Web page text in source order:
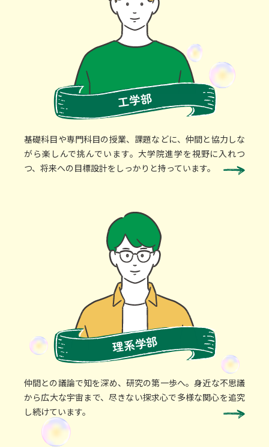
工学部
基礎科目や専門科目の授業、課題などに、仲間と協力しな
がら楽しんで挑んでいます。大学院進学を視野に入れつ
つ、将来への目標設計をしっかりと持っています。
理系学部
仲間との議論で知を深め、研究の第一歩へ。身近な不思議
から広大な宇宙まで、尽きない探求心で多様な関心を追究
し続けています。